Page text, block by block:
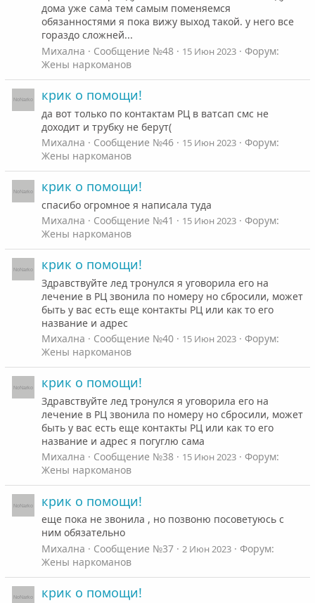
дома уже сама тем самым поменяемся
обязанностями я пока вижу выход такой. у него все
гораздо сложней...
Михална
Сообщение №48 15 Июн 2023
Форум:
Жены наркоманов
крик о помощи!
да вот только по контактам РЦ в ватсап смс не
доходит и трубку не берут(
Михална
Сообщение №46 15 Июн 2023
Форум:
Жены наркоманов
крик о помощи!
спасибо огромное я написала туда
Михална
Сообщение №41 15 Июн 2023
Форум:
Жены наркоманов
крик о помощи!
Здравствуйте лед тронулся я уговорила его на
лечение в РЦ звонила по номеру но сбросили, может
быть у вас есть еще контакты РЦ или как то его
название и адрес
Михална
Сообщение №40 15 Июн 2023
Форум:
Жены наркоманов
крик о помощи!
Здравствуйте лед тронулся я уговорила его на
лечение в РЦ звонила по номеру но сбросили, может
быть у вас есть еще контакты РЦ или как то его
название и адрес я погуглю сама
Михална
Сообщение №38 15 Июн 2023
Форум:
Жены наркоманов
крик о помощи!
еще пока не звонила , но позвоню посоветуюсь с
ним обязательно
Михална
Сообщение №37 2 Июн 2023
Форум:
Жены наркоманов
крик о помощи!